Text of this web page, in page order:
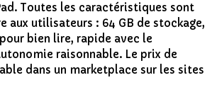
Toutes les caractéristiques sont
aux utilisateurs : 64 GB de stockage,
bien lire, rapide avec le
raisonnable. Le prix de
dans un marketplace sur les sites